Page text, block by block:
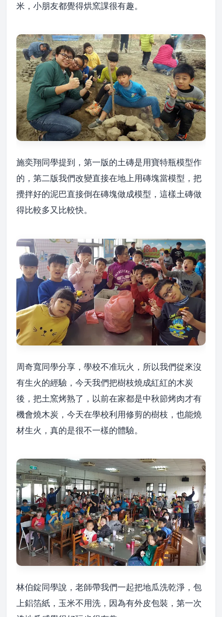
米，小朋友都覺得烘窯課很有趣。
施奕翔同學提到，第一版的土磚是用寶特瓶模型作
的，第二版我們改變直接在地上用磚塊當模型，把
攪拌好的泥巴直接倒在磚塊做成模型，這樣土磚做
得比較多又比較快。
周奇寬同學分享，學校不准玩火，所以我們從來沒
有生火的經驗，今天我們把樹枝燒成紅紅的木炭
後，把土窯烤熟了，以前在家都是中秋節烤肉才有
機會燒木炭，今天在學校利用修剪的樹枝，也能燒
材生火，真的是很不一樣的體驗。
林伯錠同學說，老師帶我們一起把地瓜洗乾淨，包
上鋁箔紙，玉米不用洗，因為有外皮包裝，第一次